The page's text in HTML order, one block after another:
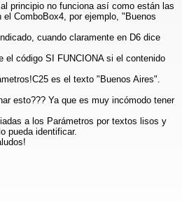
principio no funciona así como están las
ComboBox4, por ejemplo, "Buenos
cuando claramente en D6 dice
el código SI FUNCIONA si el contenido
es el texto "Buenos Aires".
esto??? Ya que es muy incómodo tener
a los Parámetros por textos lisos y
pueda identificar.